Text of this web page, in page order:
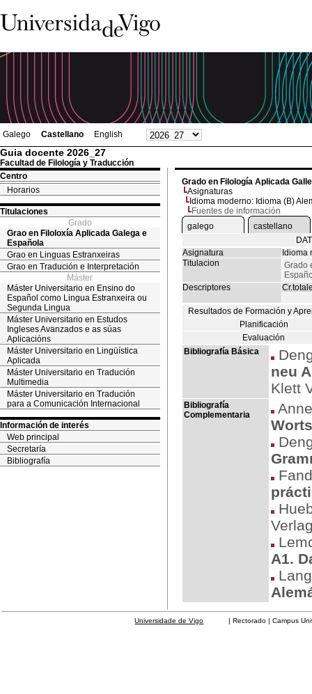
Galego Castellano English
Guia docente 2026_27
Facultad de Filología y Traducción
Centro
Horarios
Titulaciones
Grado
Grao en Filoloxía Aplicada Galega e
Española
Grao en Linguas Estranxeiras
Grao en Tradución e Interpretación
Máster
Máster Universitario en Ensino do
Español como Lingua Estranxeira ou
Segunda Lingua
Máster Universitario en Estudos
Ingleses Avanzados e as súas
Aplicacións
Máster Universitario en Lingüística
Aplicada
Máster Universitario en Tradución
Multimedia
Máster Universitario en Tradución
para a Comunicación Internacional
Información de interés
Web principal
Secretaría
Bibliografía
Grado en Filología Aplicada
Asignaturas
Idioma moderno: Idioma (B)
Fuentes de información
galego
castellano
Asignatura
Idioma
Titulacion
Grado
Descriptores
Resultados de Formación y
Planificación
Evaluación
Bibliografía Básica
neu
Klett
Bibliografía
Complementaria
A1.
Universidade de Vigo | Rectorado | Campus